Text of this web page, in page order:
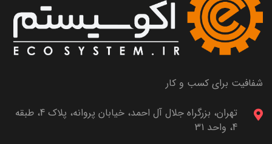
شفافیت برای کسب و کار
تهران، بزرگراه جلال آل احمد، خیابان پروانه، پلاک 4، طبقه
4، واحد 31